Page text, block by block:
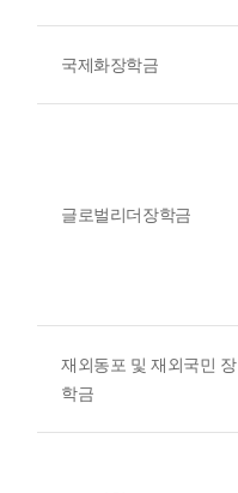
국제화장학금
글로벌리더장학금
재외동포 및 재외국민 장
학금